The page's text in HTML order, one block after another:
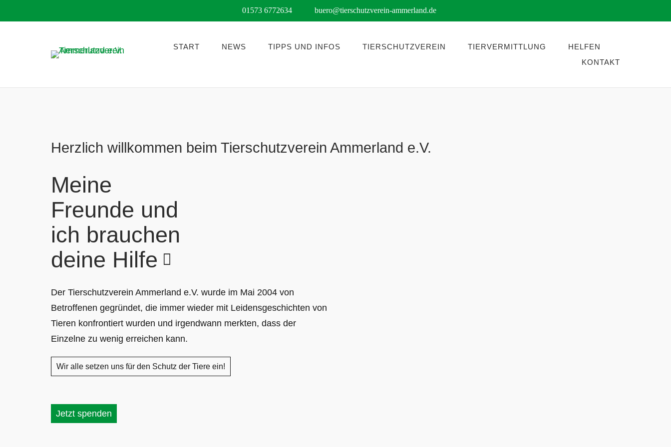
01573 6772634 buero@tierschutzverein-ammerland.de
START NEWS TIPPS UND INFOS TIERSCHUTZVEREIN TIERVERMITTLUNG
HELFEN
KONTAKT
Herzlich willkommen beim Tierschutzverein Ammerland e.V.
Meine
Freunde und
ich brauchen
deine Hilfe
Der Tierschutzverein Ammerland e.V. wurde im Mai 2004 von
Betroffenen gegründet, die immer wieder mit Leidensgeschichten von
Tieren konfrontiert wurden und irgendwann merkten, dass der
Einzelne zu wenig erreichen kann.
Wir alle setzen uns für den Schutz der Tiere ein!
Jetzt spenden